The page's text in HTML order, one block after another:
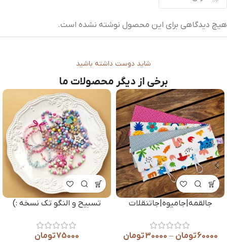
هیچ دیدگاهی برای این محصول نوشته نشده است.
شاید دوست داشته باشید
برخی از دیگر محصولات ما
تک نسخه :)
تومان
-3%
ست سه تکه کیف تغذیه
150000تومان تومان
گل سینه/